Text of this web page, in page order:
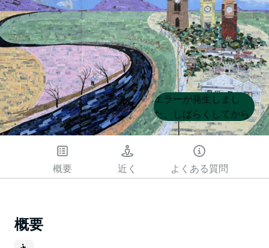
Product
List
Product
List
エラーが発生しまし
た。しばらくしてから
もう一度試してくださ
概要 近く よくある質問
概要